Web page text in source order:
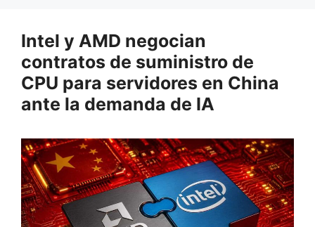
Intel y AMD negocian
contratos de suministro de
CPU para servidores en China
ante la demanda de IA